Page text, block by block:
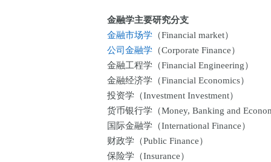
金融学主要研究分支
金融市场学 （Financial market）
公司金融学 （Corporate Finance）
金融工程学（Financial Engineering）
金融经济学（Financial Economics）
投资学（Investment Investment）
货币银行学（Money, Banking and
国际金融学（International Finance）
财政学（Public Finance）
保险学（Insurance）